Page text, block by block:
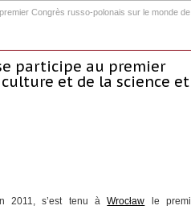
Congrès russo-polonais sur le monde
participe au premier
et de la science et
2011, s’est tenu àWrocław le